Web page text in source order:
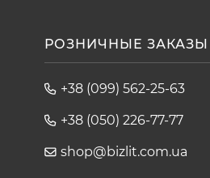
РОЗНИЧНЫЕ ЗАКАЗЫ
+38 (099) 562-25-63
+38 (050) 226-77-77
shop@bizlit.com.ua